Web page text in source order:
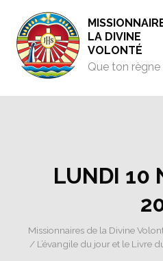
LA DIVINE
VOLONTÉ
Que ton règne
LUNDI 10
Missionnaires de la Divine
/ L’évangile du jour et le Livre